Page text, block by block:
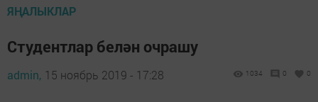
ЯҢАЛЫКЛАР
Студентлар белән очрашу
admin, 15 ноябрь 2019 - 17:28 1034 0 0